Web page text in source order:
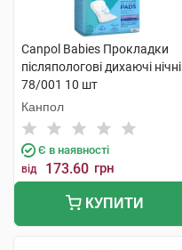
Canpol Babies Прокладки
післяпологові дихаючі нічні
78/001 10 шт
Канпол
Є в наявності
від 173.60 грн
КУПИТИ